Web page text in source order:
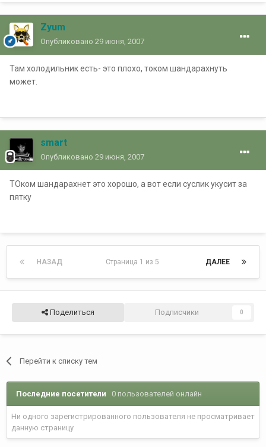
Zyum
Опубликовано 29 июня, 2007
Там холодильник есть- это плохо, током шандарахнуть
может.
smart
Опубликовано 29 июня, 2007
ТОком шандарахнет это хорошо, а вот если суслик укусит за
пятку
НАЗАД ДАЛЕЕ
Страница 1 из 5
Поделиться Подписчики 0
Перейти к списку тем
Последние посетители 0 пользователей онлайн
Ни одного зарегистрированного пользователя не просматривает
данную страницу